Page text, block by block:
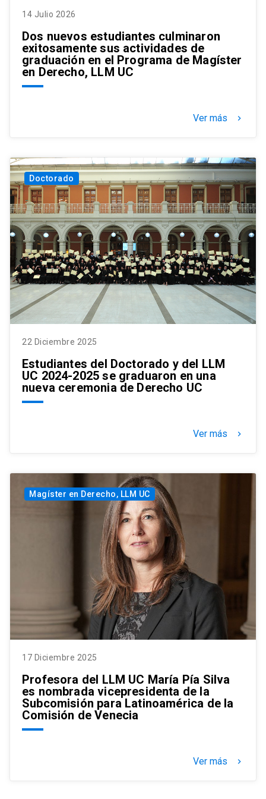
14 Julio 2026
Dos nuevos estudiantes culminaron
exitosamente sus actividades de
graduación en el Programa de Magíster
en Derecho, LLM UC
Ver más keyboard_arrow_right
Doctorado
22 Diciembre 2025
Estudiantes del Doctorado y del LLM
UC 2024-2025 se graduaron en una
nueva ceremonia de Derecho UC
Ver más keyboard_arrow_right
Magíster en Derecho, LLM UC
17 Diciembre 2025
Profesora del LLM UC María Pía Silva
es nombrada vicepresidenta de la
Subcomisión para Latinoamérica de la
Comisión de Venecia
Ver más keyboard_arrow_right